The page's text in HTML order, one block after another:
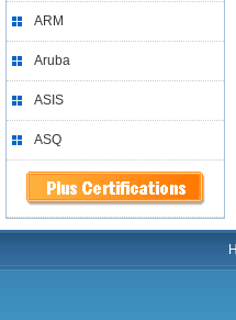
ARM
Aruba
ASIS
ASQ